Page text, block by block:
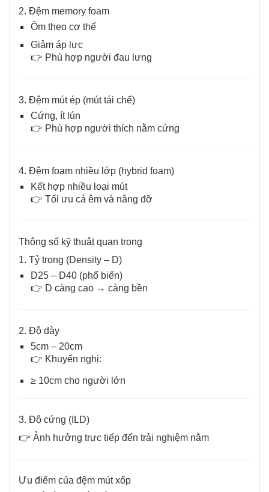
2. Đệm memory foam
Ôm theo cơ thể
Giảm áp lực
👉 Phù hợp người đau lưng
3. Đệm mút ép (mút tái chế)
Cứng, ít lún
👉 Phù hợp người thích nằm cứng
4. Đệm foam nhiều lớp (hybrid foam)
Kết hợp nhiều loại mút
👉 Tối ưu cả êm và nâng đỡ
Thông số kỹ thuật quan trọng
1. Tỷ trọng (Density – D)
D25 – D40 (phổ biến)
👉 D càng cao → càng bền
2. Độ dày
5cm – 20cm
👉 Khuyến nghị:
≥ 10cm cho người lớn
3. Độ cứng (ILD)
👉 Ảnh hưởng trực tiếp đến trải nghiệm nằm
Ưu điểm của đệm mút xốp